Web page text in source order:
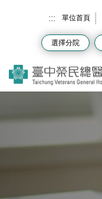
:::
單位首頁
選擇分院